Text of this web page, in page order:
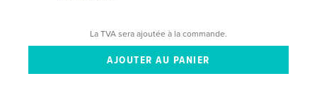
La TVA sera ajoutée à la commande.